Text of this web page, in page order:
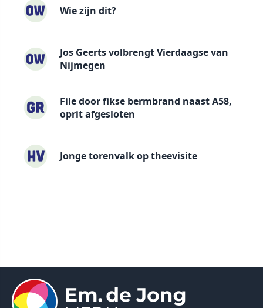
Wie zijn dit?
Jos Geerts volbrengt Vierdaagse van
Nijmegen
File door fikse bermbrand naast A58,
oprit afgesloten
Jonge torenvalk op theevisite